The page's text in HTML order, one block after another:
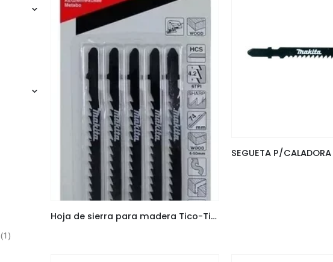
Hoja de sierra para madera Tico-Tico Cort Curv -d-34899- Makita
(1)